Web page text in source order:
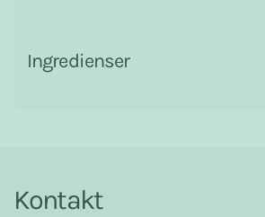
Ingredienser
Kontakt